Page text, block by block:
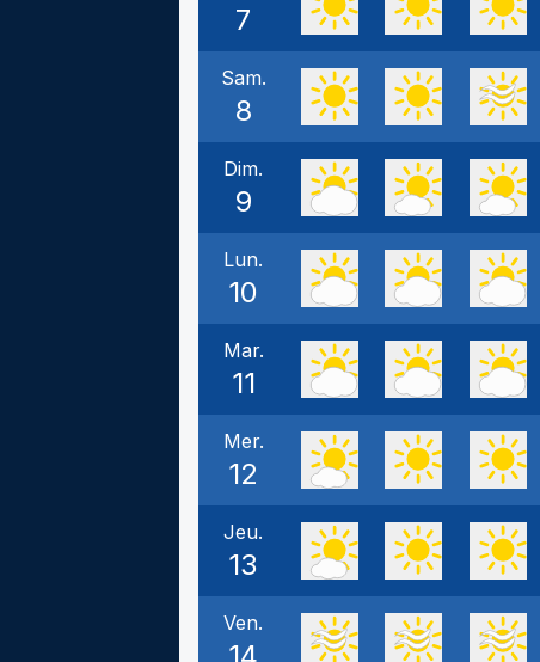
7
Sam.
8
Dim.
9
Lun.
10
Mar.
11
Mer.
12
Jeu.
13
Ven.